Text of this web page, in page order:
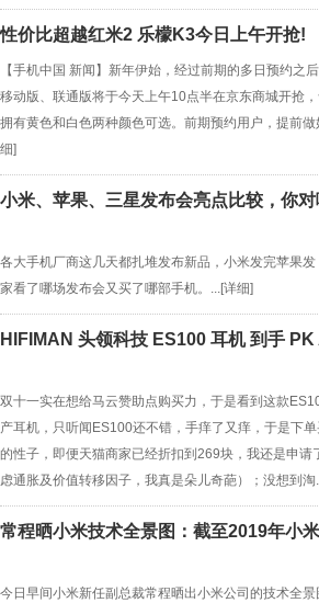
性价比超越红米2 乐檬K3今日上午开抢!
【手机中国 新闻】新年伊始，经过前期的多日预约之
移动版、联通版将于今天上午10点半在京东商城开抢
拥有黄色和白色两种颜色可选。前期预约用户，提前
细]
小米、苹果、三星发布会亮点比较，你
各大手机厂商这几天都扎堆发布新品，小米发完苹果
家看了哪场发布会又买了哪部手机。...[详细]
HIFIMAN 头领科技 ES100 耳机 到手
双十一实在想给马云赞助点购买力，于是看到这款
产耳机，只听闻ES100还不错，手痒了又痒，于是下
的性子，即便天猫商家已经折扣到269块，我还是申请
虑通胀及价值转移因子，我真是朵儿奇葩）；没想到淘
常程晒小米技术全景图：截至2019年小
今日早间小米新任副总裁常程晒出小米公司的技术全